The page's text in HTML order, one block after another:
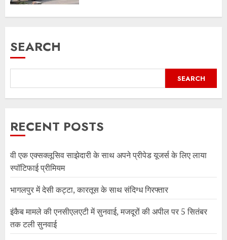
SEARCH
SEARCH
RECENT POSTS
वी एक एक्सक्लूसिव साझेदारी के साथ अपने प्रीपेड यूजर्स के लिए लाया
स्पॉटिफाई प्रीमियम
भागलपुर में देसी कट्टा, कारतूस के साथ संदिग्ध गिरफ्तार
इंकैब मामले की एनसीएलएटी में सुनवाई, मजदूरों की अपील पर 5 सितंबर
तक टली सुनवाई